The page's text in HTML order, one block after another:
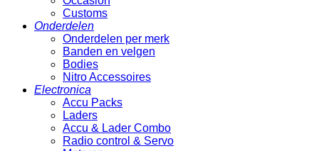
Customs
Onderdelen
Onderdelen per merk
Banden en velgen
Bodies
Nitro Accessoires
Electronica
Accu Packs
Laders
Accu & Lader Combo
Radio control & Servo